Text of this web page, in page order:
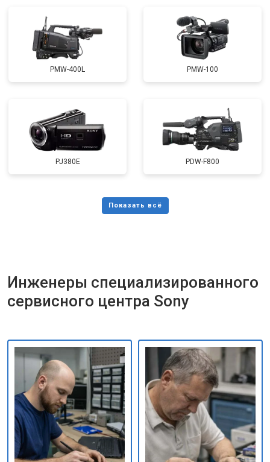
PMW-400L PMW-100
PJ380E PDW-F800
Инженеры специализированного
сервисного центра Sony